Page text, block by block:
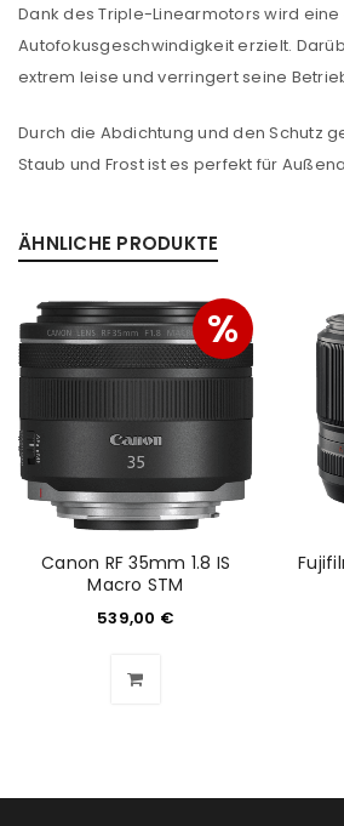
ANMELDEN
Benutzername oder E-Mail-
Passwort*
Anmeldeformular geschützt
PASSWORT VERGESSEN?
Dank des Triple-Linearmotors wird
Autofokusgeschwindigkeit erzielt.
extrem leise und verringert seine
Durch die Abdichtung und den Schutz
Staub und Frost ist es perfekt für
ÄHNLICHE PRODUKTE
%
Canon RF 35mm 1.8 IS
Macro STM
539,00 €